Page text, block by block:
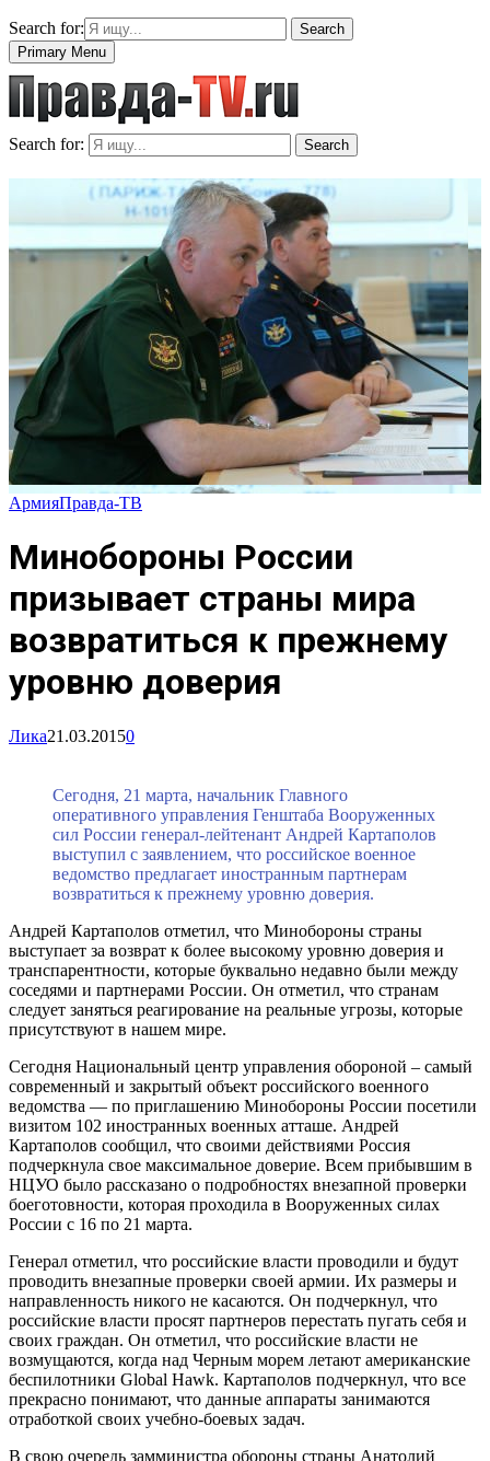
Search for:
Search
Primary Menu
Search for: Search
АрмияПравда-ТВ
Минобороны России
призывает страны мира
возвратиться к прежнему
уровню доверия
Лика21.03.20150
Сегодня, 21 марта, начальник Главного
оперативного управления Генштаба Вооруженных
сил России генерал-лейтенант Андрей Картаполов
выступил с заявлением, что российское военное
ведомство предлагает иностранным партнерам
возвратиться к прежнему уровню доверия.
Андрей Картаполов отметил, что Минобороны страны
выступает за возврат к более высокому уровню доверия и
транспарентности, которые буквально недавно были между
соседями и партнерами России. Он отметил, что странам
следует заняться реагирование на реальные угрозы, которые
присутствуют в нашем мире.
Сегодня Национальный центр управления обороной – самый
современный и закрытый объект российского военного
ведомства — по приглашению Минобороны России посетили
визитом 102 иностранных военных атташе. Андрей
Картаполов сообщил, что своими действиями Россия
подчеркнула свое максимальное доверие. Всем прибывшим в
НЦУО было рассказано о подробностях внезапной проверки
боеготовности, которая проходила в Вооруженных силах
России с 16 по 21 марта.
Генерал отметил, что российские власти проводили и будут
проводить внезапные проверки своей армии. Их размеры и
направленность никого не касаются. Он подчеркнул, что
российские власти просят партнеров перестать пугать себя и
своих граждан. Он отметил, что российские власти не
возмущаются, когда над Черным морем летают американские
беспилотники Global Hawk. Картаполов подчеркнул, что все
прекрасно понимают, что данные аппараты занимаются
отработкой своих учебно-боевых задач.
В свою очередь замминистра обороны страны Анатолий